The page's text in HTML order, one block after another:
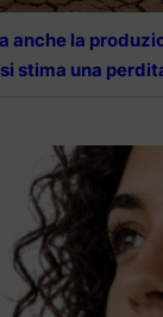
anche la
stima una